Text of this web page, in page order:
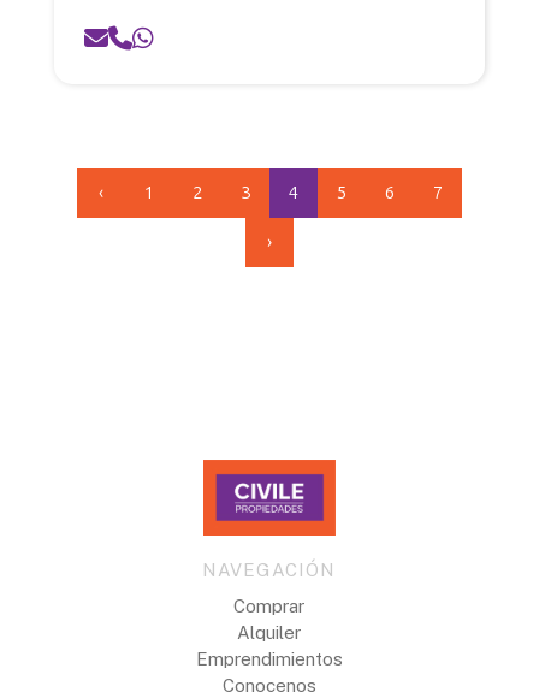
‹ 1 2 3 4 5 6 7
›
NAVEGACIÓN
Comprar
Alquiler
Emprendimientos
Conocenos